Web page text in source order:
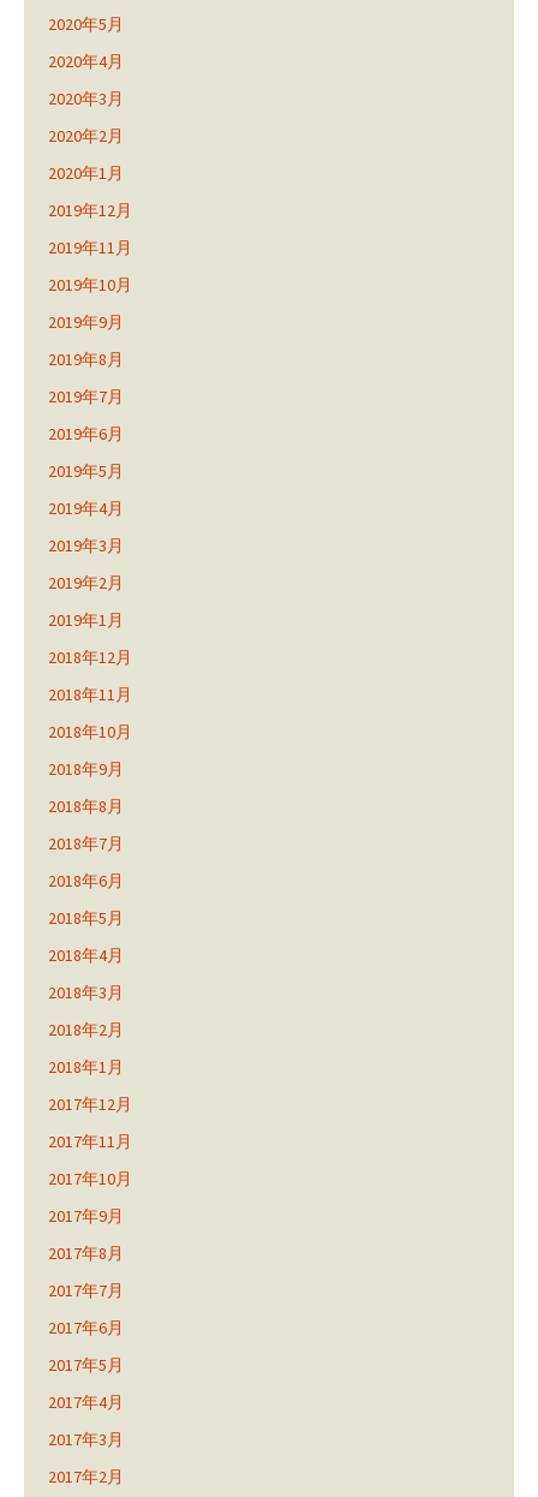
2020年5月
2020年4月
2020年3月
2020年2月
2020年1月
2019年12月
2019年11月
2019年10月
2019年9月
2019年8月
2019年7月
2019年6月
2019年5月
2019年4月
2019年3月
2019年2月
2019年1月
2018年12月
2018年11月
2018年10月
2018年9月
2018年8月
2018年7月
2018年6月
2018年5月
2018年4月
2018年3月
2018年2月
2018年1月
2017年12月
2017年11月
2017年10月
2017年9月
2017年8月
2017年7月
2017年6月
2017年5月
2017年4月
2017年3月
2017年2月